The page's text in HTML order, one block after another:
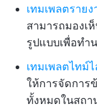
เทมเพลตราย
สามารถมองเ
รูปแบบเพื่อทำ
เทมเพลตไทม์
ให้การจัดการ
ทั้งหมดในสถา